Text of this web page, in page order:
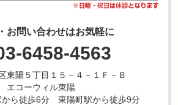
お問い合わせはお気軽に
6458-4563
東陽５丁目１５－４－１Ｆ－Ｂ
エコーウィル東陽
ら徒歩6分 東陽町駅から徒歩9分